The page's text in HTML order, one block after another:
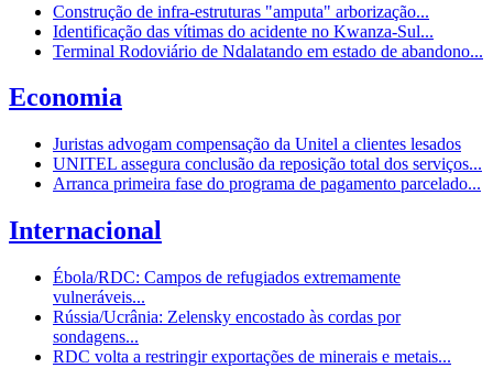
Construção de infra-estruturas "amputa" arborização...
Identificação das vítimas do acidente no Kwanza-Sul...
Terminal Rodoviário de Ndalatando em estado de abandono...
Economia
Juristas advogam compensação da Unitel a clientes lesados
UNITEL assegura conclusão da reposição total dos serviços...
Arranca primeira fase do programa de pagamento parcelado...
Internacional
Ébola/RDC: Campos de refugiados extremamente
vulneráveis...
Rússia/Ucrânia: Zelensky encostado às cordas por
sondagens...
RDC volta a restringir exportações de minerais e metais...